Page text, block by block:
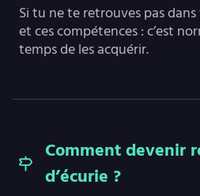
Si tu ne te retrouves pas
et ces compétences : c’est
temps de les acquérir.
Comment devenir
d’écurie ?